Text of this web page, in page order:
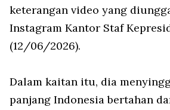
keterangan video yang
Instagram Kantor Staf
(12/06/2026).
Dalam kaitan itu, dia
panjang Indonesia bertahan